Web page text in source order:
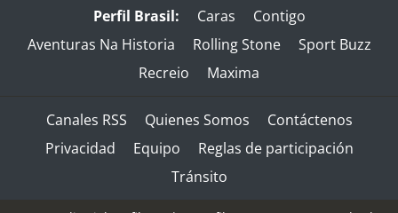
Perfil Brasil: Caras
Contigo
Aventuras Na Historia
Rolling Stone
Sport Buzz
Recreio
Maxima
Canales RSS Quienes Somos
Contáctenos
Privacidad
Equipo
Reglas de participación
Tránsito